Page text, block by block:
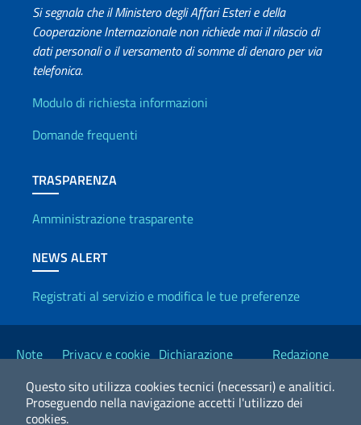
Questo sito utilizza cookies tecnici (necessari) e analitici.
Proseguendo nella navigazione accetti l'utilizzo dei
cookies.
Si segnala che il Ministero degli Affari Esteri e della
Cooperazione Internazionale non richiede mai il rilascio di
dati personali o il versamento di somme di denaro per via
telefonica.
Info utili
Modulo di richiesta informazioni
Domande frequenti
TRASPARENZA
Amministrazione trasparente
NEWS ALERT
Registrati al servizio e modifica le tue preferenze
Link Utili
Note
Privacy e cookie Dichiarazione
Redazione